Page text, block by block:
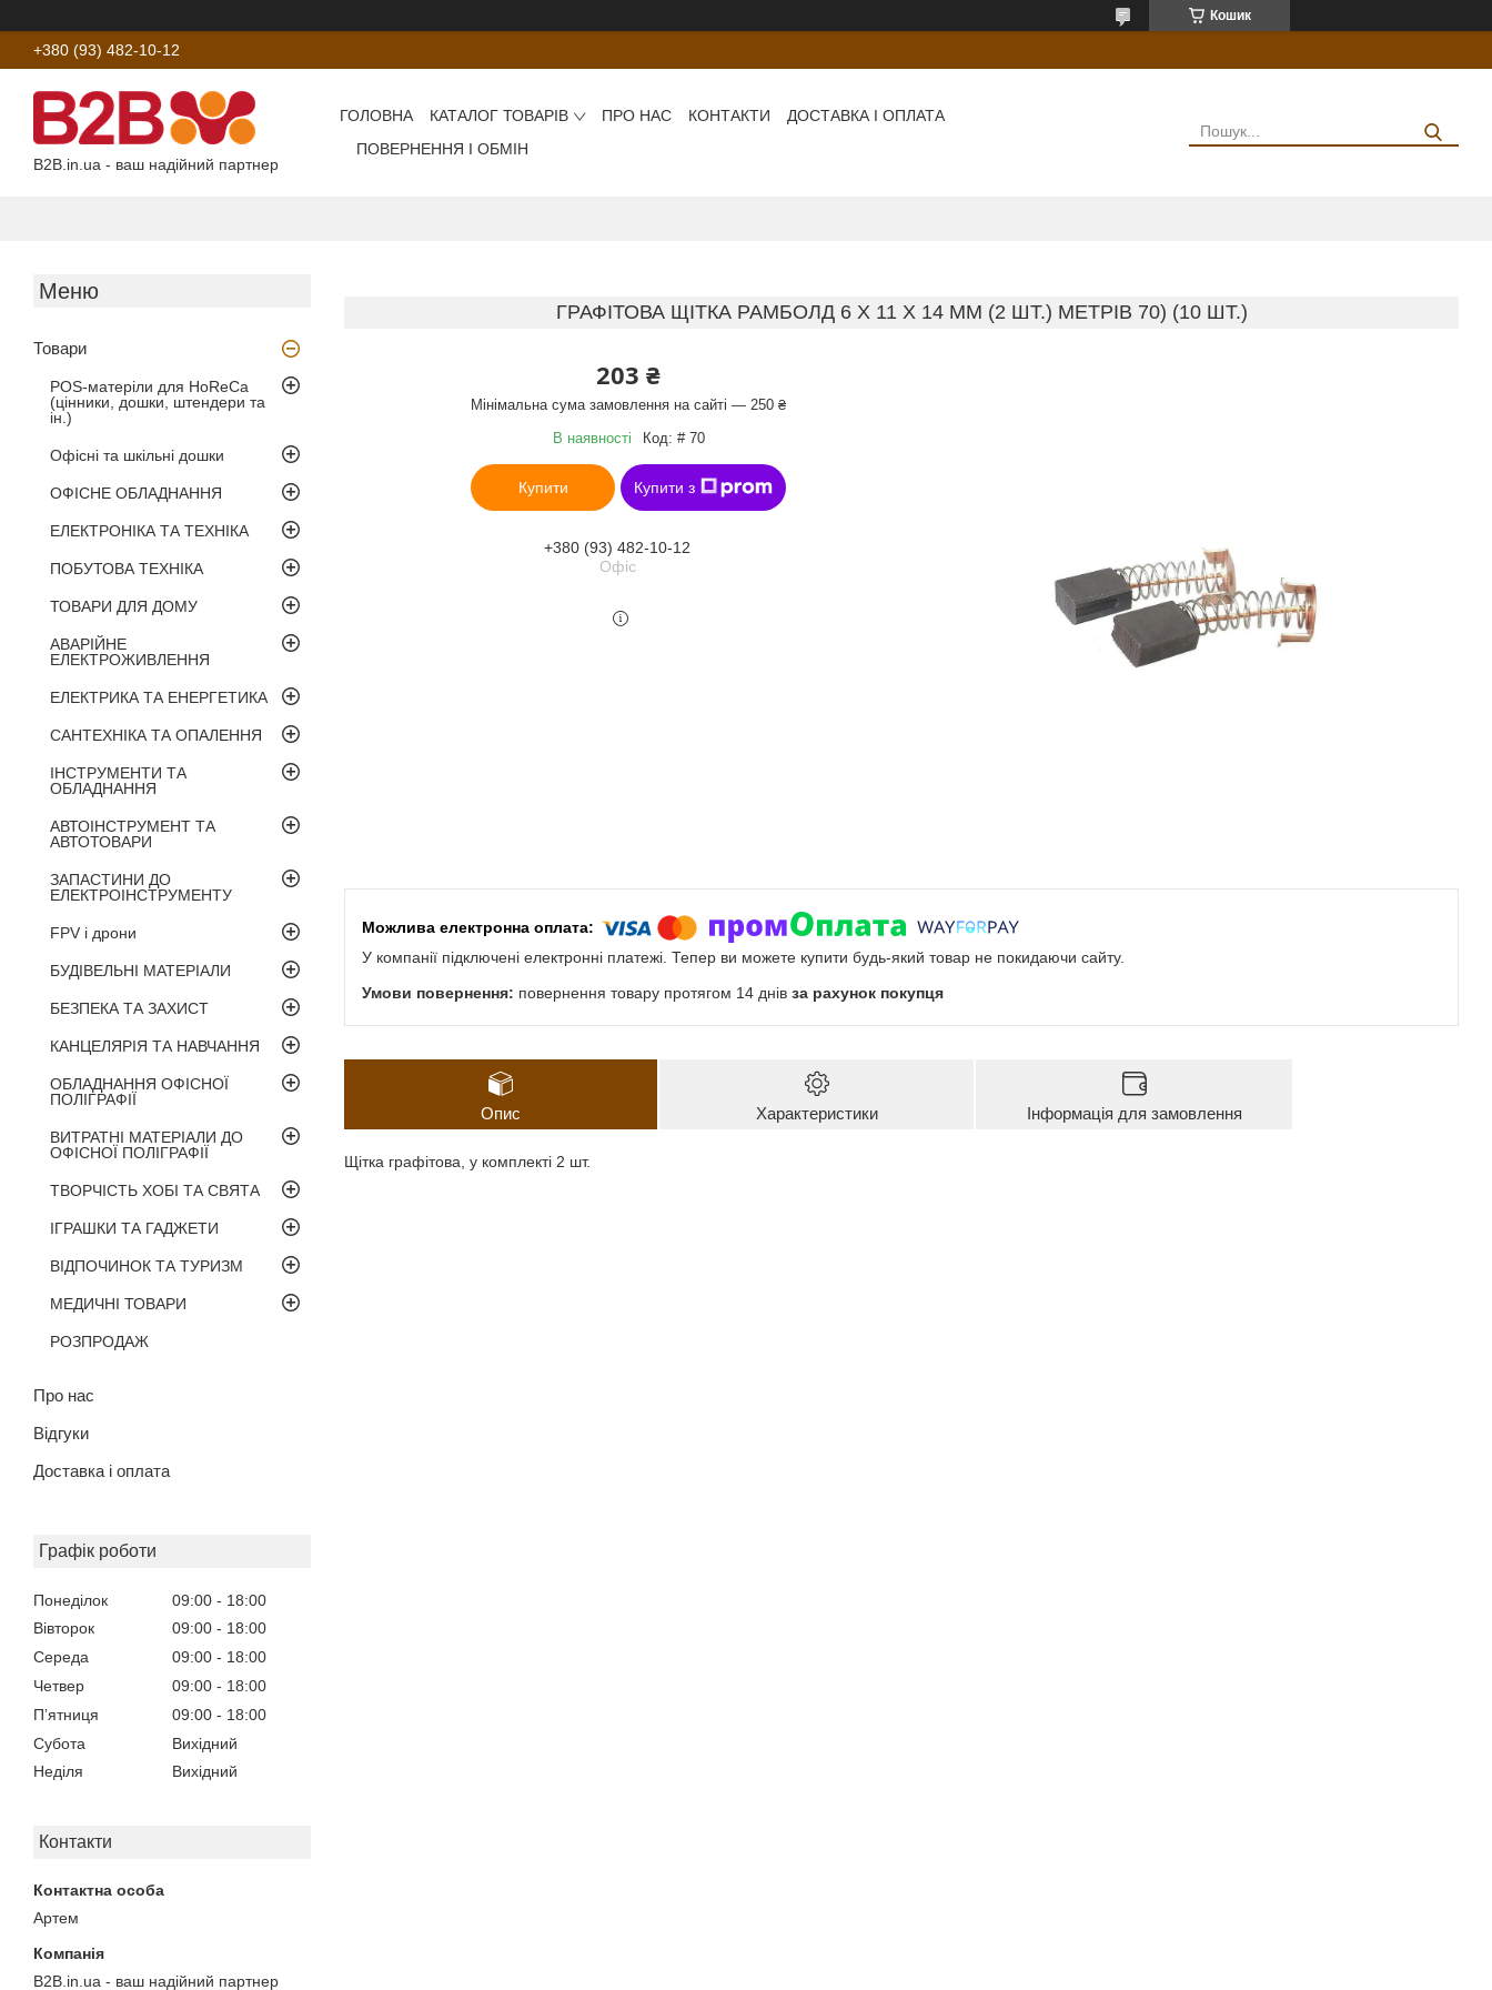
Кошик
+380 (93) 482-10-12
B2B.in.ua - ваш надійний партнер
ГОЛОВНА КАТАЛОГ ТОВАРІВ ПРО НАС КОНТАКТИ
ДОСТАВКА І ОПЛАТА
ПОВЕРНЕННЯ І ОБМІН
Товари
POS-матеріли для HoReCa
(цінники, дошки, штендери та
ін.)
Офісні та шкільні дошки
ОФІСНЕ ОБЛАДНАННЯ
ЕЛЕКТРОНІКА ТА ТЕХНІКА
ПОБУТОВА ТЕХНІКА
ТОВАРИ ДЛЯ ДОМУ
АВАРІЙНЕ
ЕЛЕКТРОЖИВЛЕННЯ
ЕЛЕКТРИКА ТА ЕНЕРГЕТИКА
САНТЕХНІКА ТА ОПАЛЕННЯ
ІНСТРУМЕНТИ ТА
ОБЛАДНАННЯ
АВТОІНСТРУМЕНТ ТА
АВТОТОВАРИ
ЗАПАСТИНИ ДО
ЕЛЕКТРОІНСТРУМЕНТУ
FPV і дрони
БУДІВЕЛЬНІ МАТЕРІАЛИ
БЕЗПЕКА ТА ЗАХИСТ
КАНЦЕЛЯРІЯ ТА НАВЧАННЯ
ОБЛАДНАННЯ ОФІСНОЇ
ПОЛІГРАФІЇ
ВИТРАТНІ МАТЕРІАЛИ ДО
ОФІСНОЇ ПОЛІГРАФІЇ
ТВОРЧІСТЬ ХОБІ ТА СВЯТА
ІГРАШКИ ТА ГАДЖЕТИ
ВІДПОЧИНОК ТА ТУРИЗМ
МЕДИЧНІ ТОВАРИ
РОЗПРОДАЖ
Про нас
Відгуки
Доставка і оплата
Графік роботи
Понеділок 09:00
18:00
Вівторок
09:00
18:00
Середа
09:00
18:00
Четвер
09:00
18:00
Пʼятниця
09:00
18:00
Субота
Вихідний
Неділя
Вихідний
Контакти
Артем
B2B.in.ua - ваш надійний партнер
ГРАФІТОВА ЩІТКА РАМБОЛД 6 X 11 X 14 ММ (2 ШТ.) МЕТРІВ 70) (10 ШТ.)
203 ₴
Мінімальна сума замовлення на сайті — 250 ₴
В наявності
Код: # 70
Купити Купити з
+380 (93) 482-10-12
Офіс
У компанії підключені електронні платежі. Тепер ви можете купити будь-який товар не покидаючи сайту.
повернення товару протягом 14 днів за рахунок покупця
Опис Характеристики Інформація для замовлення
Щітка графітова, у комплекті 2 шт.